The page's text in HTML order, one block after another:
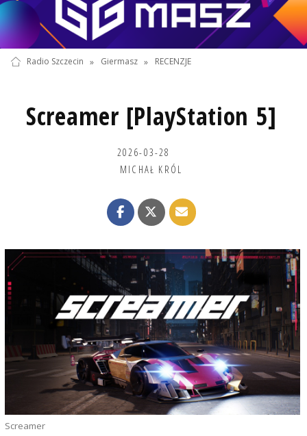
Radio Szczecin » Giermasz » RECENZJE
Screamer [PlayStation 5]
2026-03-28
MICHAŁ KRÓL
Screamer